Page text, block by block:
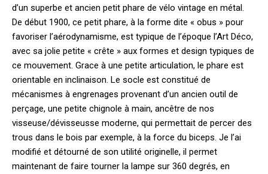
d’un superbe et ancien petit phare de vélo vintage en métal.
De début 1900, ce petit phare, à la forme dite « obus » pour
favoriser l’aérodynamisme, est typique de l’époque l’Art Déco,
avec sa jolie petite « crête » aux formes et design typiques de
ce mouvement. Grace à une petite articulation, le phare est
orientable en inclinaison. Le socle est constitué de
mécanismes à engrenages provenant d’un ancien outil de
perçage, une petite chignole à main, ancêtre de nos
visseuse/dévisseusse moderne, qui permettait de percer des
trous dans le bois par exemple, à la force du biceps. Je l’ai
modifié et détourné de son utilité originelle, il permet
maintenant de faire tourner la lampe sur 360 degrés, en